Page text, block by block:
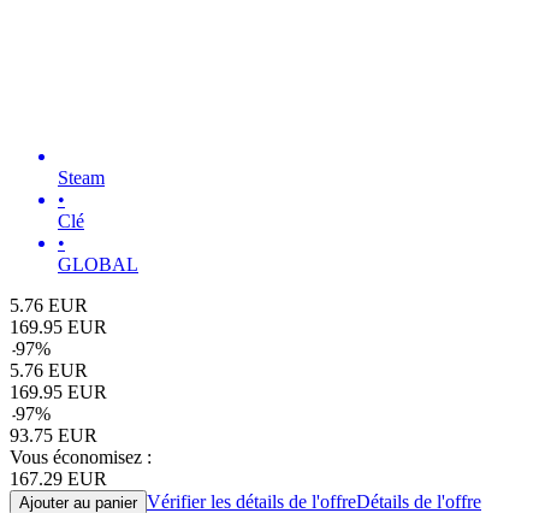
Steam
•
Clé
•
GLOBAL
5.76 EUR
169.95 EUR
-97%
5.76 EUR
169.95 EUR
-97%
93.75 EUR
Vous économisez :
167.29 EUR
Ajouter au panier Vérifier les détails de l'offreDétails de l'offre